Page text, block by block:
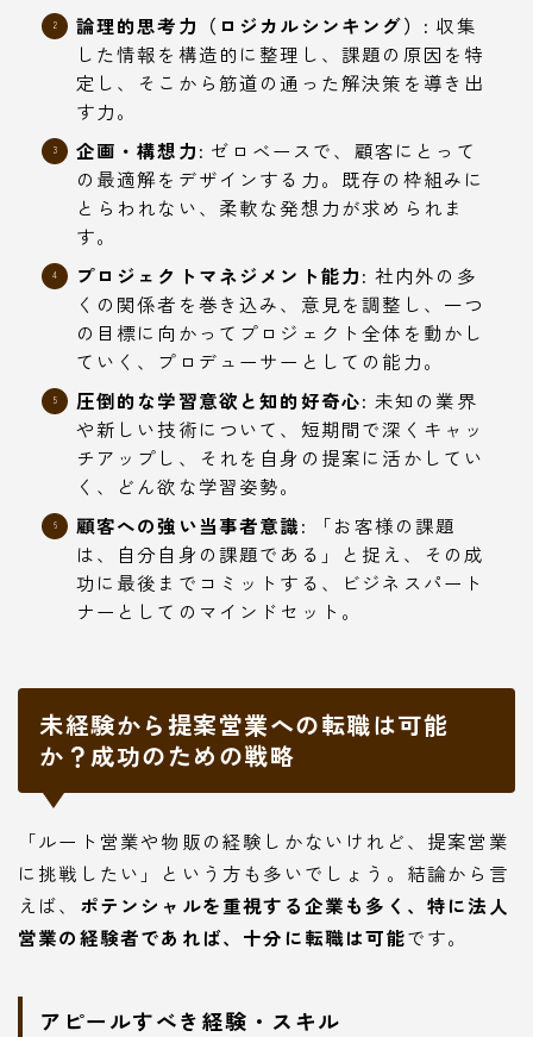
論理的思考力（ロジカルシンキング）: 収集
した情報を構造的に整理し、課題の原因を特
定し、そこから筋道の通った解決策を導き出
す力。
企画・構想力: ゼロベースで、顧客にとって
の最適解をデザインする力。既存の枠組みに
とらわれない、柔軟な発想力が求められま
す。
プロジェクトマネジメント能力: 社内外の多
くの関係者を巻き込み、意見を調整し、一つ
の目標に向かってプロジェクト全体を動かし
ていく、プロデューサーとしての能力。
圧倒的な学習意欲と知的好奇心: 未知の業界
や新しい技術について、短期間で深くキャッ
チアップし、それを自身の提案に活かしてい
く、どん欲な学習姿勢。
顧客への強い当事者意識: 「お客様の課題
は、自分自身の課題である」と捉え、その成
功に最後までコミットする、ビジネスパート
ナーとしてのマインドセット。
未経験から提案営業への転職は可能
か？成功のための戦略
「ルート営業や物販の経験しかないけれど、提案営業
に挑戦したい」という方も多いでしょう。結論から言
えば、 ポテンシャルを重視する企業も多く、特に法人
営業の経験者であれば、十分に転職は可能です。
アピールすべき経験・スキル